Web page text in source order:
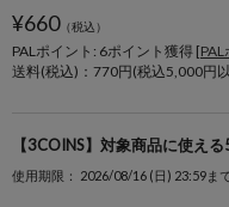
¥660（税込）
PALポイント: 6ポイント獲得 [
送料(税込)：770円(税込5,000円
【3COINS】対象商品に使え
使用期限： 2026/08/16 (日) 23:59ま